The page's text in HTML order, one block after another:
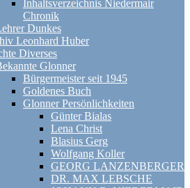
Inhaltsverzeichnis Niedermair
Chronik
Dunkes
Leonhard Huber
Diverses
Glonner
Bürgermeister seit 1945
Goldenes Buch
Glonner Persönlichkeiten
Günter Bialas
Lena Christ
Blasius Gerg
Wolfgang Koller
GEORG LANZENBERGER
DR. MAX LEBSCHE